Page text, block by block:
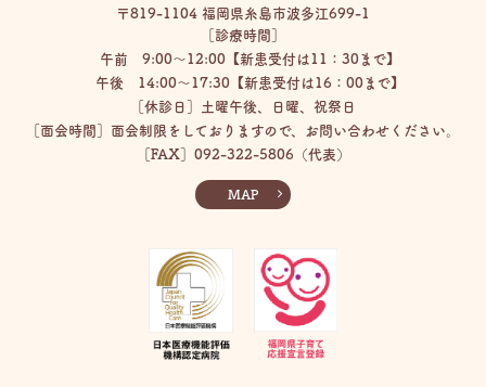
〒819-1104 福岡県糸島市波多江699-1
［診療時間］
午前 9:00〜12:00【新患受付は11：30まで】
午後 14:00〜17:30【新患受付は16：00まで】
［休診日］土曜午後、日曜、祝祭日
［面会時間］面会制限をしておりますので、お問い合わせください。
［FAX］092-322-5806（代表）
MAP